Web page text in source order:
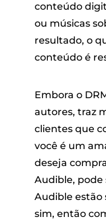
reprodução
conteúdo
ou músicas
resultado, o
conteúdo é
Embora o
autores, traz
clientes que
você é um
deseja
Audible, pode
Audible estão
sim, então